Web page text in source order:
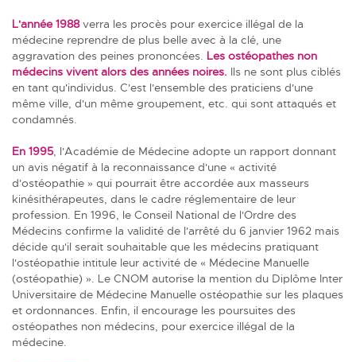
L'année 1988verra les procès pour exercice illégal de la
médecine reprendre de plus belle avec à la clé, une
aggravation des peines prononcées. Les ostéopathes non
médecins vivent alors des années noires. Ils ne sont plus ciblés
en tant qu'individus. C'est l'ensemble des praticiens d'une
même ville, d'un même groupement, etc. qui sont attaqués et
condamnés.
En 1995, l'Académie de Médecine adopte un rapport donnant
un avis négatif à la reconnaissance d'une « activité
d'ostéopathie » qui pourrait être accordée aux masseurs
kinésithérapeutes, dans le cadre réglementaire de leur
profession. En 1996, le Conseil National de l'Ordre des
Médecins confirme la validité de l'arrêté du 6 janvier 1962 mais
décide qu'il serait souhaitable que les médecins pratiquant
l'ostéopathie intitule leur activité de « Médecine Manuelle
(ostéopathie) ». Le CNOM autorise la mention du Diplôme Inter
Universitaire de Médecine Manuelle ostéopathie sur les plaques
et ordonnances. Enfin, il encourage les poursuites des
ostéopathes non médecins, pour exercice illégal de la
médecine.